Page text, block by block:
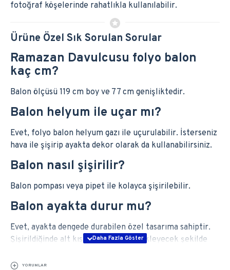
fotoğraf köşelerinde rahatlıkla kullanılabilir.
Ürüne Özel Sık Sorulan Sorular
Ramazan Davulcusu folyo balon
kaç cm?
Balon ölçüsü 119 cm boy ve 77 cm genişliktedir.
Balon helyum ile uçar mı?
Evet, folyo balon helyum gazı ile uçurulabilir. İsterseniz
hava ile şişirip ayakta dekor olarak da kullanabilirsiniz.
Balon nasıl şişirilir?
Balon pompası veya pipet ile kolayca şişirilebilir.
Balon ayakta durur mu?
Evet, ayakta dengede durabilen özel tasarıma sahiptir.
Şişirildiğinde alt kısmı dengeyi destekleyecek şekilde
YORUMLAR